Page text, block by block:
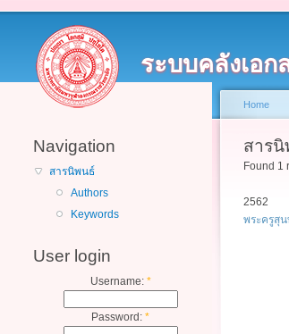
ระบบคลังเอ
Navigation
สารนิพนธ์
Authors
Keywords
User login
Username: *
Password: *
Home
สาร
Found 1
2562
พระครูสุ